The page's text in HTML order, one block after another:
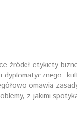
źródeł etykiety
dyplomatycznego,
omawia
z jakimi